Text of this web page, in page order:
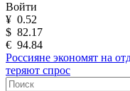
Войти
¥ 0.52
$ 82.17
€ 94.84
Россияне экономят на
теряют спрос